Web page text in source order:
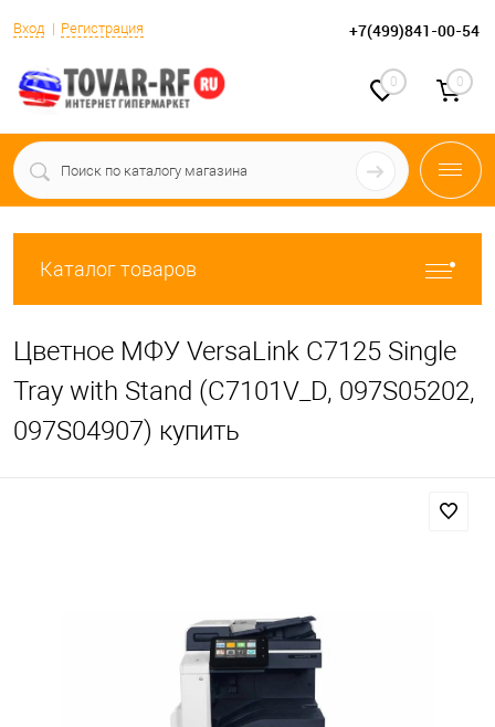
Вход Регистрация +7(499)841-00-54
0 0
Каталог товаров
Цветное МФУ VersaLink C7125 Single
Tray with Stand (C7101V_D, 097S05202,
097S04907) купить